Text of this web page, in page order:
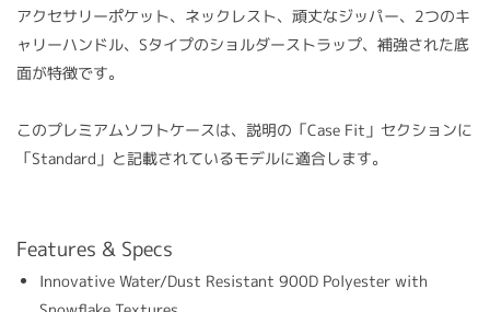
アクセサリーポケット、ネックレスト、頑丈なジッパー、2つのキ
ャリーハンドル、Sタイプのショルダーストラップ、補強された底
面が特徴です。
このプレミアムソフトケースは、説明の「Case Fit」セクションに
「Standard」と記載されているモデルに適合します。
Features & Specs
Innovative Water/Dust Resistant 900D Polyester with